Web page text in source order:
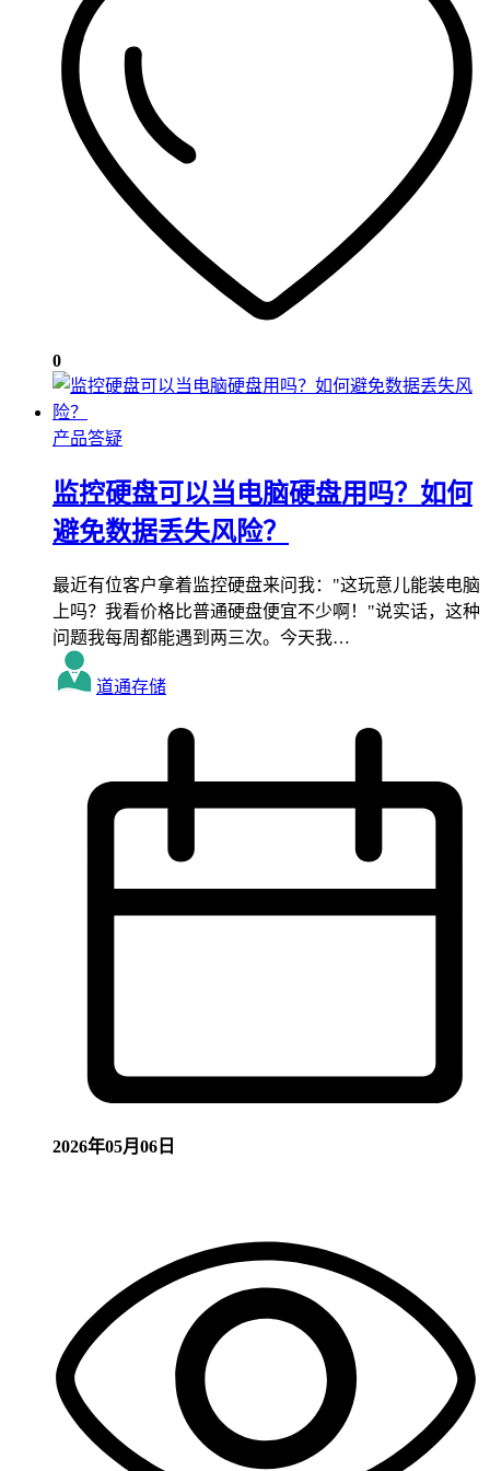
0
产品答疑
监控硬盘可以当电脑硬盘用吗？如何
避免数据丢失风险？
最近有位客户拿着监控硬盘来问我："这玩意儿能装电脑
上吗？我看价格比普通硬盘便宜不少啊！"说实话，这种
问题我每周都能遇到两三次。今天我…
道通存储
2026年05月06日